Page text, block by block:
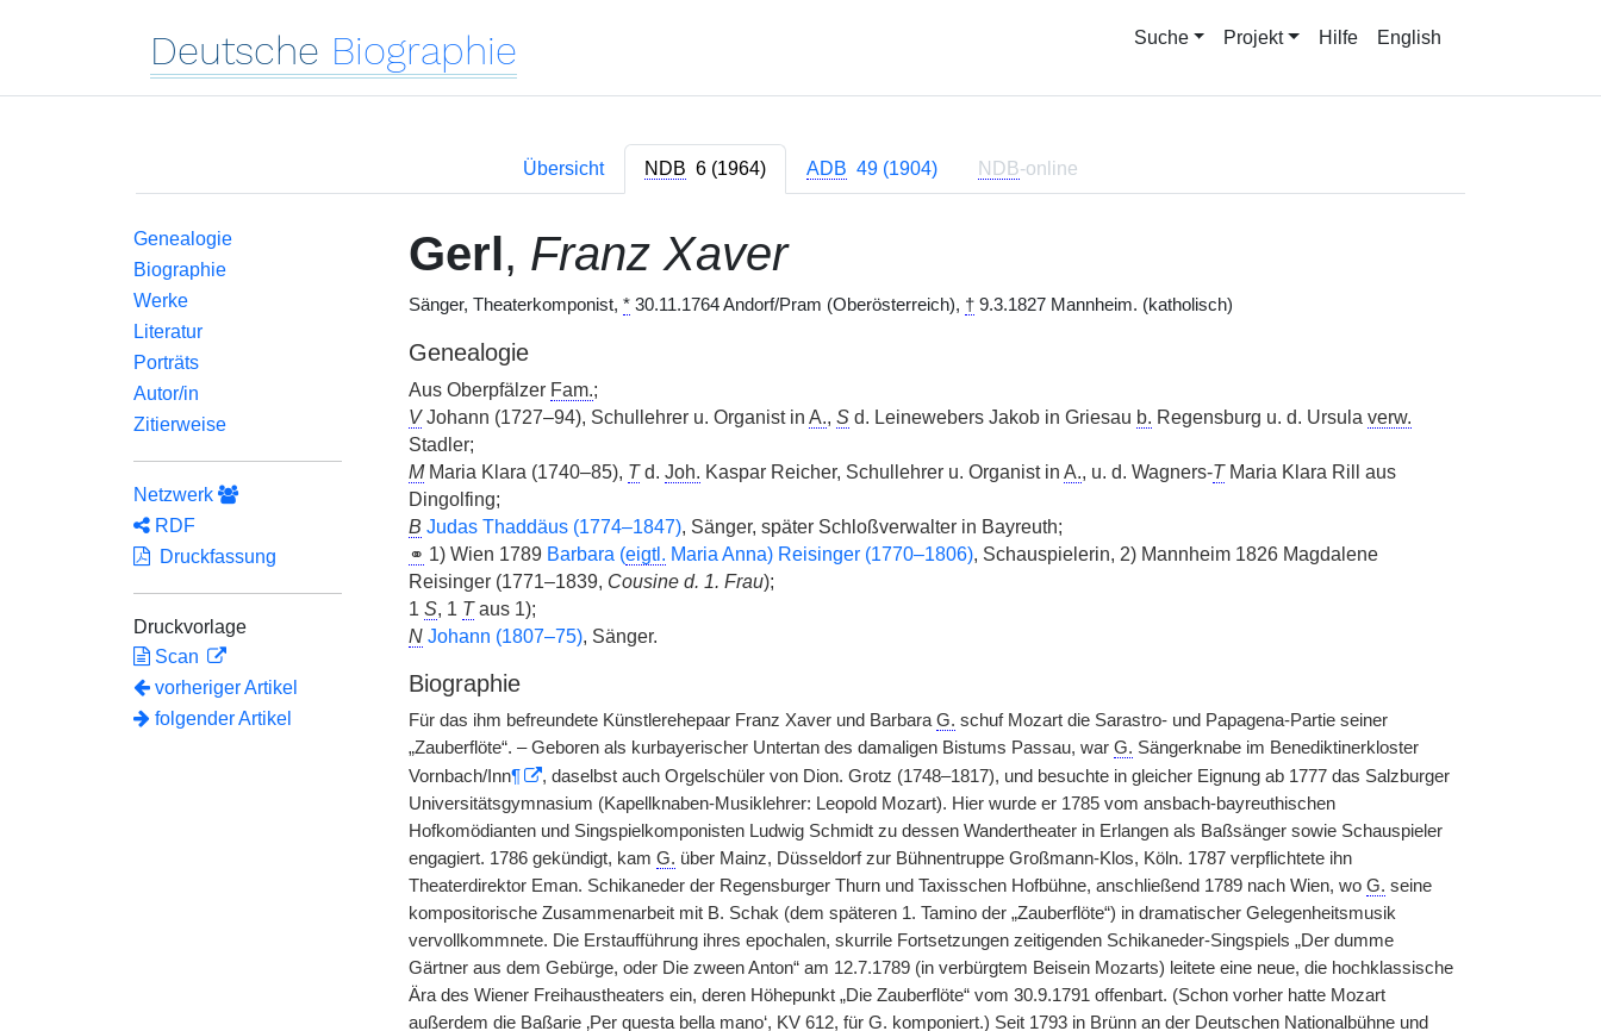
Deutsche Biographie Suche Projekt Hilfe English
Übersicht NDB 6 (1964) ADB 49 (1904) NDB-online
Genealogie
Biographie
Werke
Literatur
Porträts
Autor/in
Zitierweise
Netzwerk
RDF
Druckfassung
Druckvorlage
Scan
vorheriger Artikel
folgender Artikel
Gerl, Franz Xaver
Sänger, Theaterkomponist, *30.11.1764 Andorf/Pram (Oberösterreich), †9.3.1827 Mannheim. (katholisch)
Genealogie
Aus Oberpfälzer Fam.;
VJohann (1727–94), Schullehrer u. Organist in A., Sd. Leinewebers Jakob in Griesau b. Regensburg u. d. Ursula verw.
Stadler;
MMaria Klara (1740–85), Td. Joh. Kaspar Reicher, Schullehrer u. Organist in A., u. d. Wagners-TMaria Klara Rill aus
Dingolfing;
B Judas Thaddäus (1774–1847), Sänger, später Schloßverwalter in Bayreuth;
⚭ 1) Wien 1789 Barbara (eigtl. Maria Anna) Reisinger (1770–1806), Schauspielerin, 2) Mannheim 1826 Magdalene
Reisinger (1771–1839, Cousine d. 1. Frau);
1 S, 1 Taus 1);
N Johann (1807–75), Sänger.
Biographie
Für das ihm befreundete Künstlerehepaar Franz Xaver und Barbara G. schuf Mozart die Sarastro- und Papagena-Partie seiner
„Zauberflöte“. – Geboren als kurbayerischer Untertan des damaligen Bistums Passau, war G. Sängerknabe im Benediktinerkloster
Vornbach/Inn¶
, daselbst auch Orgelschüler von Dion. Grotz (1748–1817), und besuchte in gleicher Eignung ab 1777 das Salzburger
Universitätsgymnasium (Kapellknaben-Musiklehrer: Leopold Mozart). Hier wurde er 1785 vom ansbach-bayreuthischen
Hofkomödianten und Singspielkomponisten Ludwig Schmidt zu dessen Wandertheater in Erlangen als Baßsänger sowie Schauspieler
engagiert. 1786 gekündigt, kam G. über Mainz, Düsseldorf zur Bühnentruppe Großmann-Klos, Köln. 1787 verpflichtete ihn
Theaterdirektor Eman. Schikaneder der Regensburger Thurn und Taxisschen Hofbühne, anschließend 1789 nach Wien, wo G. seine
kompositorische Zusammenarbeit mit B. Schak (dem späteren 1. Tamino der „Zauberflöte“) in dramatischer Gelegenheitsmusik
vervollkommnete. Die Erstaufführung ihres epochalen, skurrile Fortsetzungen zeitigenden Schikaneder-Singspiels „Der dumme
Gärtner aus dem Gebürge, oder Die zween Anton“ am 12.7.1789 (in verbürgtem Beisein Mozarts) leitete eine neue, die hochklassische
Ära des Wiener Freihaustheaters ein, deren Höhepunkt „Die Zauberflöte“ vom 30.9.1791 offenbart. (Schon vorher hatte Mozart
außerdem die Baßarie ‚Per questa bella mano‘, KV612, für G. komponiert.) Seit 1793 in Brünn an der Deutschen Nationalbühne und